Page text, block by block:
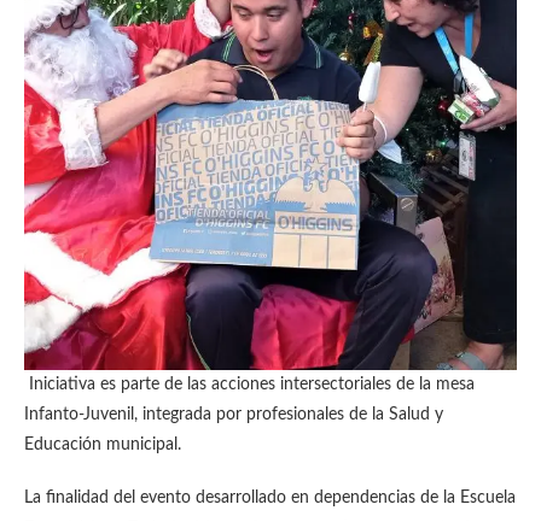
Iniciativa es parte de las acciones intersectoriales de la mesa
Infanto-Juvenil, integrada por profesionales de la Salud y
Educación municipal.
La finalidad del evento desarrollado en dependencias de la Escuela